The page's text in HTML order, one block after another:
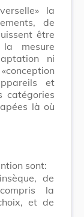
la
de
être
mesure
ni
et
catégories
là où
sont:
de
la
et de